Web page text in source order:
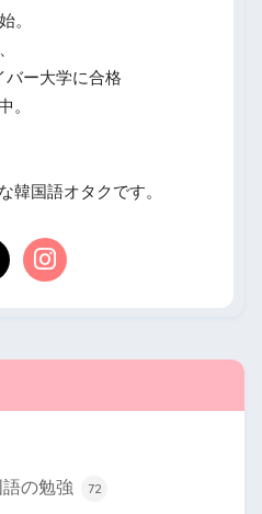
。
バー大学に合格
。
韓国語オタクです。
の勉強 72